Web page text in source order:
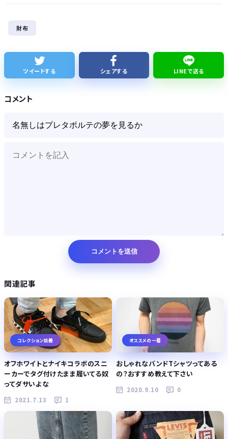
夏休みのラジオ体操の思ひ出
Powered by livedoor 相互RSS
財布
ツイートする シェアする LINEで送る
コメント
関連記事
コレクション談義
オフホワイトとナイキコラボのスニ
ーカーでタグ付けたまま履いてる奴
ってダサいよな
2021.7.13 1
オススメの一着
おしゃれなバンドTシャツってある
の？おすすめ教えて下さい
2020.9.10 0